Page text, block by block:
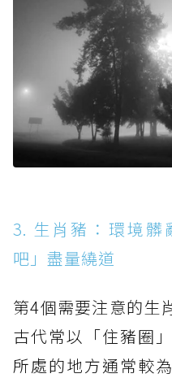
3. 生肖豬：環境髒
吧」盡量繞道
第4個需要注意的生
古代常以「住豬圈
所處的地方通常較